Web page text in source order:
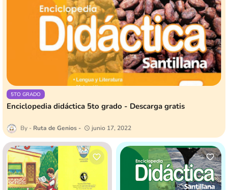
5TO GRADO
Enciclopedia didáctica 5to grado - Descarga gratis
Ruta de Genios junio 17, 2022